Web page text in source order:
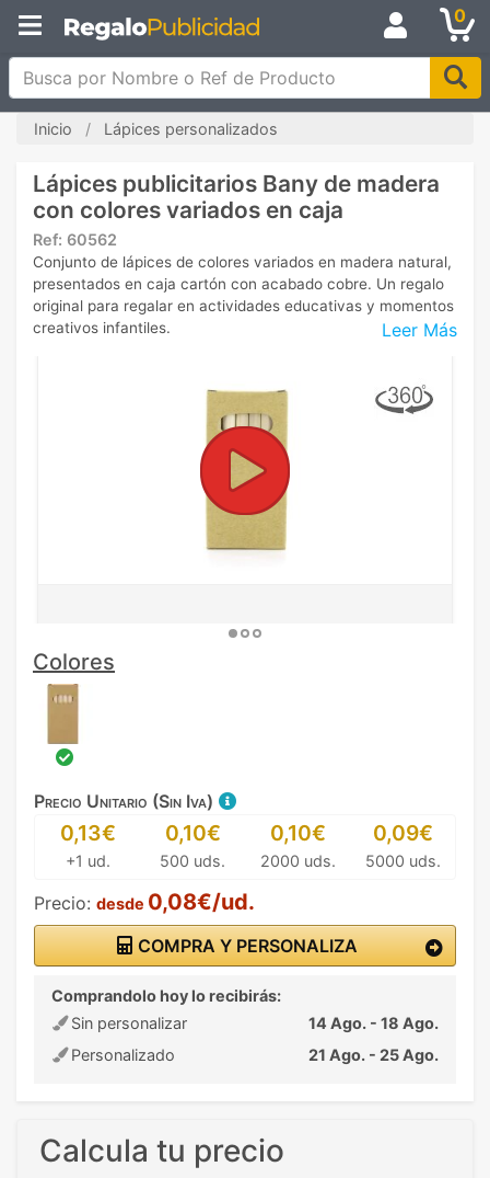
0
Busca por Nombre o Ref de Producto
Inicio Lápices personalizados
Lápices publicitarios Bany de madera
con colores variados en caja
Ref: 60562
Leer Más
Conjunto de lápices de colores variados en madera natural,
presentados en caja cartón con acabado cobre. Un regalo
original para regalar en actividades educativas y momentos
creativos infantiles.
Colores
Precio Unitario (Sin Iva)
0,13€
+1 ud.
0,10€
500 uds.
0,10€
2000 uds.
0,09€
5000 uds.
Precio: desde 0,08€/ud.
COMPRA Y PERSONALIZA
Comprandolo hoy lo recibirás:
Sin personalizar
14 Ago. - 18 Ago.
Personalizado
21 Ago. - 25 Ago.
Calcula tu precio